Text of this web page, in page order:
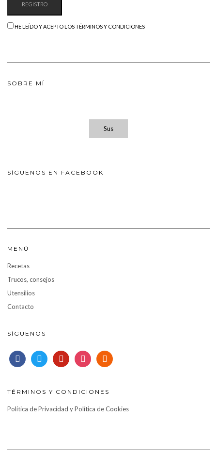
HE LEÍDO Y ACEPTO LOS TÉRMINOS Y CONDICIONES
SOBRE MÍ
Sus
SÍGUENOS EN FACEBOOK
MENÚ
Recetas
Trucos, consejos
Utensilios
Contacto
SÍGUENOS
facebooktwitter pinterestinstagramrss
TÉRMINOS Y CONDICIONES
Política de Privacidad y Política de Cookies